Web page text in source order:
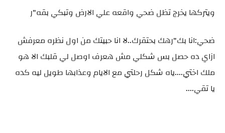
ويتركها يخرج تظل ضحي واقعه علي الارض وتبكي بقه"ر
ضحي:انا بك"رهك بحتقرك..لا انا حبيتك من اول نظره معرفش
ازاي ده حصل بس شكلي مش هعرف اوصل لي قلبك الا هو
ملك اختي....ياه شكل رحلتي مع الايام وعذابها طويل ليه كده
يا تقي....